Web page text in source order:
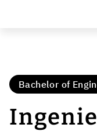
Bachelor of